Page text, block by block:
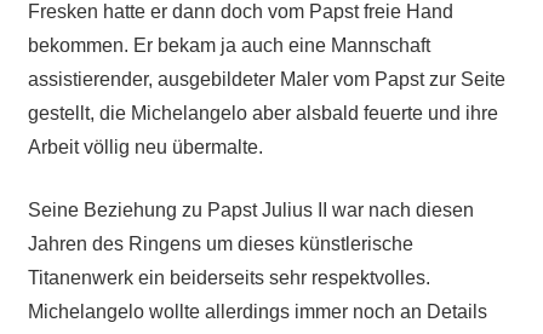
Fresken hatte er dann doch vom Papst freie Hand
bekommen. Er bekam ja auch eine Mannschaft
assistierender, ausgebildeter Maler vom Papst zur Seite
gestellt, die Michelangelo aber alsbald feuerte und ihre
Arbeit völlig neu übermalte.
Seine Beziehung zu Papst Julius II war nach diesen
Jahren des Ringens um dieses künstlerische
Titanenwerk ein beiderseits sehr respektvolles.
Michelangelo wollte allerdings immer noch an Details